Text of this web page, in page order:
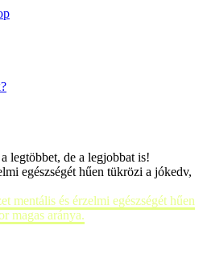
legtöbbet, de a legjobbat is!
egészségét hűen tükrözi a jókedv,
mentális és érzelmi egészségét hűen
magas aránya.